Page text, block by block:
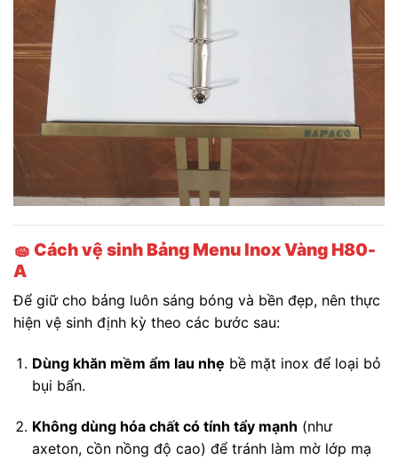
🧽 Cách vệ sinh Bảng Menu Inox Vàng H80-
A
Để giữ cho bảng luôn sáng bóng và bền đẹp, nên thực
hiện vệ sinh định kỳ theo các bước sau:
Dùng khăn mềm ẩm lau nhẹ bề mặt inox để loại bỏ
bụi bẩn.
Không dùng hóa chất có tính tẩy mạnh (như
axeton, cồn nồng độ cao) để tránh làm mờ lớp mạ